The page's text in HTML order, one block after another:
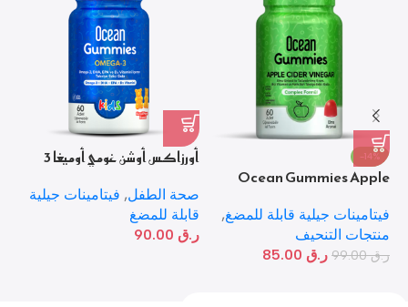
-14%
Ocean Gummies Apple
قابل للمضغ بنكهة التفاح
فيتامينات جيلية قابلة للمضغ,
منتجات التنحيف
ر.ق99.00 ر.ق
أورزاكس أوشن غومي أوميغا 3
صحة الطفل, فيتامينات جيلية
قابلة للمضغ
ر.ق